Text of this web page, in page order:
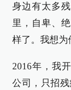
身边有太多
里，自卑、
样了。我想为
2016年，我
公司，只招